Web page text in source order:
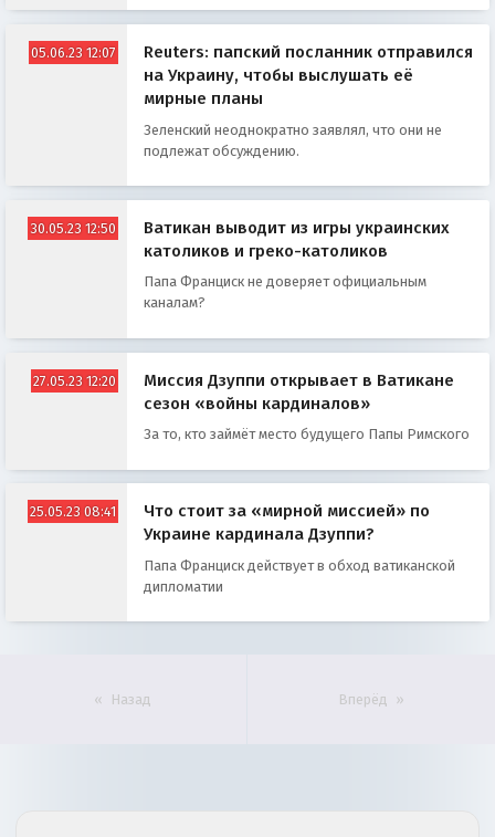
05.06.23 12:07
Reuters: папский посланник отправился
на Украину, чтобы выслушать её
мирные планы
Зеленский неоднократно заявлял, что они не
подлежат обсуждению.
30.05.23 12:50
Ватикан выводит из игры украинских
католиков и греко-католиков
Папа Франциск не доверяет официальным
каналам?
27.05.23 12:20
Миссия Дзуппи открывает в Ватикане
сезон «войны кардиналов»
За то, кто займёт место будущего Папы Римского
25.05.23 08:41
Что стоит за «мирной миссией» по
Украине кардинала Дзуппи?
Папа Франциск действует в обход ватиканской
дипломатии
Назад Вперёд